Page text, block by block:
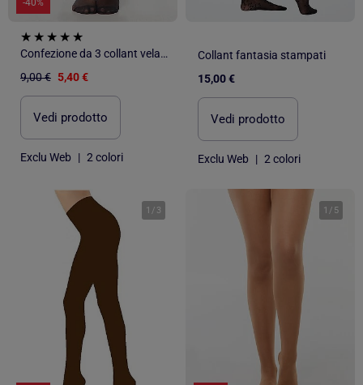
Confezione da 3 collant velati 'DIM' 20D
9,00 € 5,40 €
Vedi prodotto
Exclu Web | 2 colori
Collant fantasia stampati
15,00 €
Vedi prodotto
Exclu Web | 2 colori
1 / 3 1 / 5